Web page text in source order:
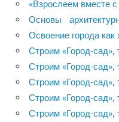
«Взрослеем вместе
Основы
Освоение города
Строим «Город-сад»,
Строим «Город-сад»,
Строим «Город-сад»,
Строим «Город-сад»,
Строим «Город-сад»,